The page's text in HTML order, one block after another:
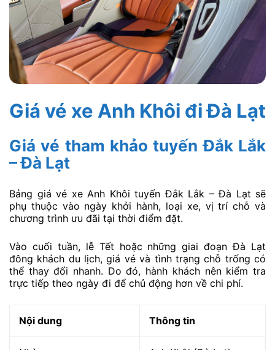
Giá vé xe Anh Khôi đi Đà Lạt
Giá vé tham khảo tuyến Đắk Lắk
– Đà Lạt
Bảng giá vé xe Anh Khôi tuyến Đắk Lắk – Đà Lạt sẽ
phụ thuộc vào ngày khởi hành, loại xe, vị trí chỗ và
chương trình ưu đãi tại thời điểm đặt.
Vào cuối tuần, lễ Tết hoặc những giai đoạn Đà Lạt
đông khách du lịch, giá vé và tình trạng chỗ trống có
thể thay đổi nhanh. Do đó, hành khách nên kiểm tra
trực tiếp theo ngày đi để chủ động hơn về chi phí.
Nội dung Thông tin